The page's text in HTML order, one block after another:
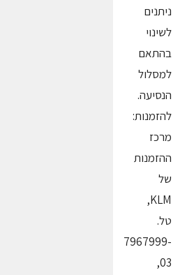
ניתנים
לשינוי
בהתאם
למסלול
הנסיעה.
להזמנות:
מרכז
ההזמנות
של
KLM,
טל.
7967999-
03,